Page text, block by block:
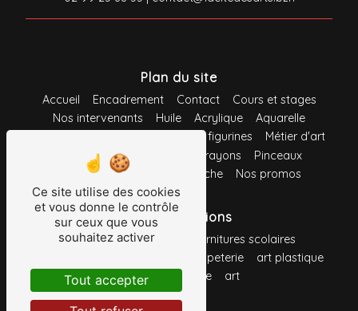
Plan du site
Accueil Encadrement Contact
Cours et stages
Nos intervenants
Huile Acrylique
Aquarelle
Maquette et figurines
Métier d'art
Loisirs créatifs
Crayons
Pinceaux
Support
Système d'accroche Nos promos
Nos prestations
fournitures de bureau
fournitures scolaires
papeterie
art plastique
crayon
peinture art
Ce site utilise des cookies
et vous donne le contrôle
sur ceux que vous
souhaitez activer
Tout accepter